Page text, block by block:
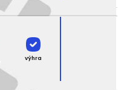
výhra